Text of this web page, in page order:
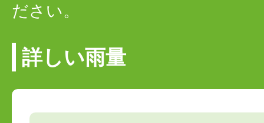
ださい。
詳しい雨量